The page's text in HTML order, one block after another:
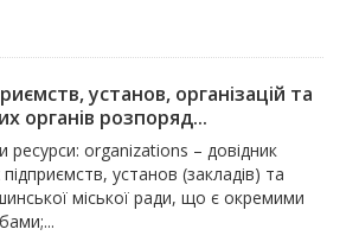
установ, організацій та
органів розпоряд...
ресурси: organizations – довідник
установ (закладів) та
міської ради, що є окремими